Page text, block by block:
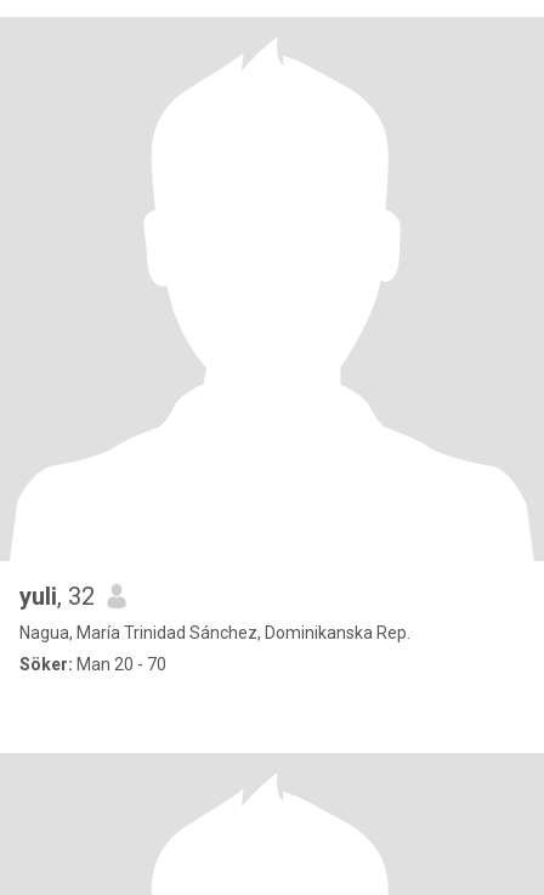
yuli, 32
Nagua, María Trinidad Sánchez, Dominikanska Rep.
Söker: Man 20 - 70